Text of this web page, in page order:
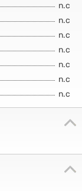
n.c
n.c
n.c
n.c
n.c
n.c
n.c